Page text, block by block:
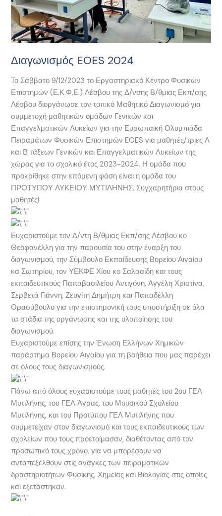
Διαγωνισμός EOES 2024
Το Σάββατο 9/12/2023 το Εργαστηριακό Κέντρο Φυσικών
Επιστημών (Ε.Κ.Φ.Ε.) Λέσβου της Δ/νσης Β/θμιας Εκπ/σης
Λέσβου διοργάνωσε τον τοπικό Μαθητικό Διαγωνισμό για
συμμετοχή μαθητικών ομάδων Γενικών και
Επαγγελματικών Λυκείων για την Ευρωπαϊκή Ολυμπιάδα
Πειραμάτων Φυσικών Επιστημών EOES για μαθητές/τριες Α
και Β τάξεων Γενικών και Επαγγελματικών Λυκείων της
χώρας για το σχολικό έτος 2023-2024. Η ομάδα που
προκρίθηκε στην επόμενη φάση είναι η ομάδα του
ΠΡΟΤΥΠΟΥ ΛΥΚΕΙΟΥ ΜΥΤΙΛΗΝΗΣ. Συγχαρητήρια στους
μαθητές!
Ευχαριστούμε τον Δ/ντη Β/θμιας Εκπ/σης Λέσβου κο
Θεοφανέλλη για την παρουσία του στην έναρξη του
διαγωνισμού, την Σύμβουλο Εκπαίδευσης Βορείου Αιγαίου
κα Σωτηρίου, τον ΥΕΚΦΕ Χίου κο Σαλασίδη και τους
εκπαιδευτικούς Παπαβασιλείου Αντιγόνη, Αγγέλη Χριστίνα,
Σερβετά Γιάννη, Ζευγίτη Δημήτρη και Παπαδέλλη
Θρασύβουλο για την επιστημονική τους υποστήριξη σε όλα
τα στάδια της οργάνωσης και της υλοποίησης του
διαγωνισμού.
Ευχαριστούμε επίσης την Ένωση Ελλήνων Χημικών
παράρτημα Βορείου Αιγαίου για τη βοήθεια που μας παρέχει
σε όλους τους διαγωνισμούς.
Πάνω από όλους ευχαριστούμε τους μαθητές του 2ου ΓΕΛ
Μυτιλήνης, του ΓΕΛ Άγρας, του Μουσικού Σχολείου
Μυτιλήνης, και του Προτύπου ΓΕΛ Μυτιλήνης που
συμμετείχαν στον διαγωνισμό και τους εκπαιδευτικούς των
σχολείων που τους προετοίμασαν, διαθέτοντας από τον
προσωπικό τους χρόνο, για να μπορέσουν να
ανταπεξέλθουν στις ανάγκες των πειραματικών
δραστηριοτήτων Φυσικής, Χημείας και Βιολογίας στις οποίες
και εξετάστηκαν.